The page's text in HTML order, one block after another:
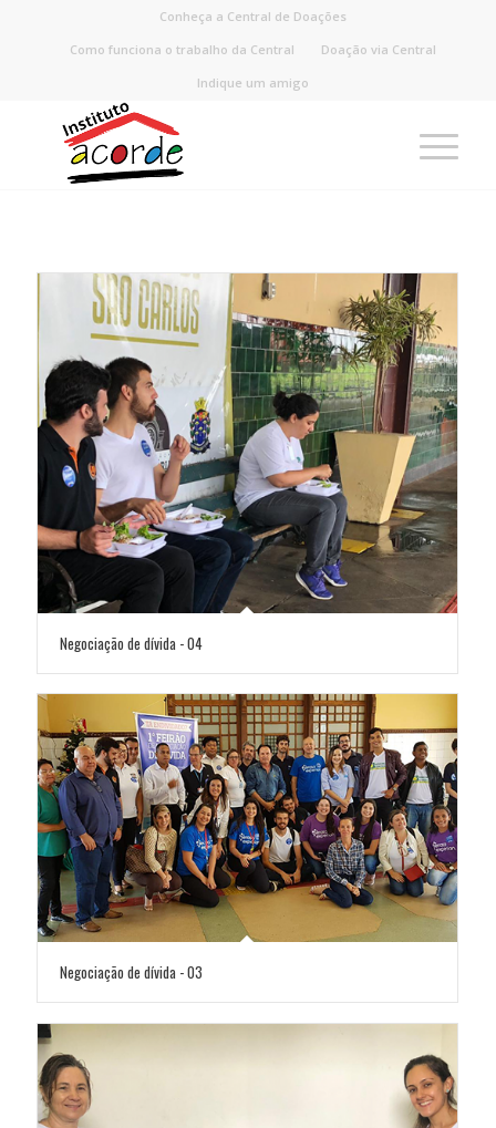
Conheça a Central de Doações
Como funciona o trabalho da Central
Doação via Central
Indique um amigo
Negociação de dívida - 04
Negociação de dívida - 03